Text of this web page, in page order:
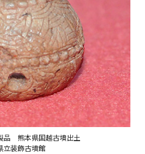
品 熊本県国越古墳出土
立装飾古墳館